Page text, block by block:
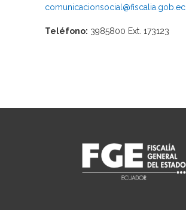
comunicacionsocial@fiscalia.gob.ec
Teléfono: 3985800 Ext. 173123